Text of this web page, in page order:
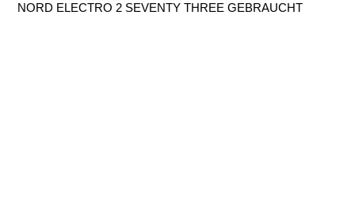
NORD ELECTRO 2 SEVENTY THREE GEBRAUCHT